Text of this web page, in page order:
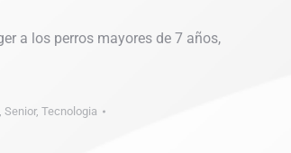
a los perros mayores de 7 años,
, Senior, Tecnologia